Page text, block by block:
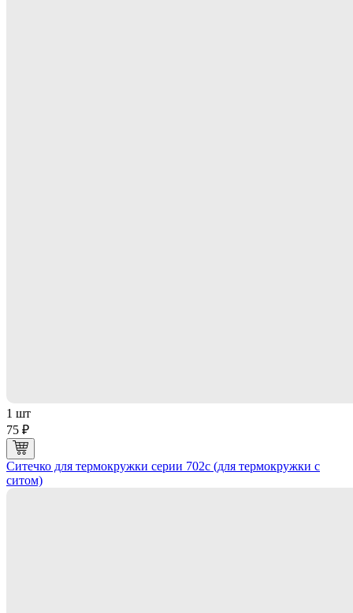
1 шт
75 ₽
Ситечко для термокружки серии 702с (для термокружки с
ситом)